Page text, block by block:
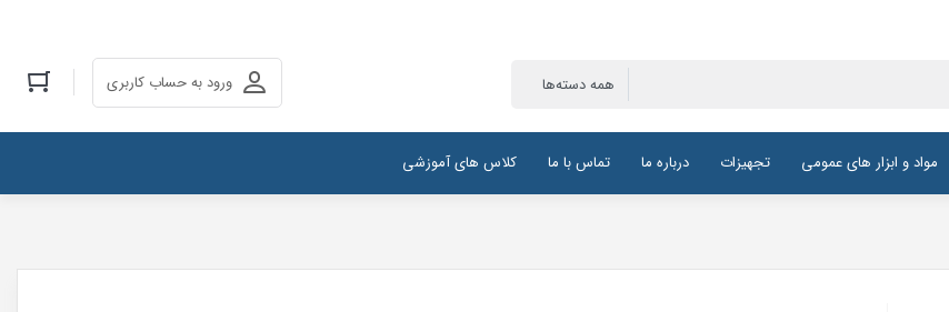
ورود به حساب کاربری
مواد و ابزار های عمومی تجهیزات درباره ما تماس با ما کلاس های آموزشی